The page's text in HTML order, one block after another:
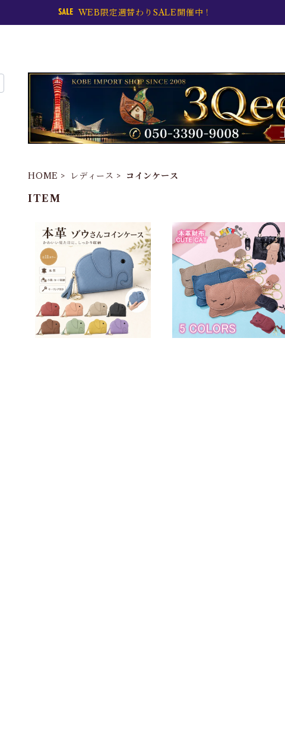
WEB限定週替わりSALE開催中！
HOME レディース コインケース
ITEM
本革コインケース ぞうさん
5色選べる 小銭入れ付き 普
通鍵収納 コインケース 牛
革 財布 カードケース メン
ズ レディース 男女兼用 ポ
ケットサイズ 全国送料無料
プレゼント 母の日 258035
_ee
¥2,980
5色選べる 本革コインケー
ス ネコちゃん CUTE CA
T 小銭入れ付き 普通鍵収納
コインケース 牛革 財布 カ
ードケース キーケース メ
ンズ レディース 男女兼用
ポケットサイズ 全国送料無
料 プレゼント
¥1,980
40%OFF